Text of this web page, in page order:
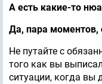
А есть какие-то
Да, пара моментов,
Не путайте с
того как вы
ситуации, когда вы